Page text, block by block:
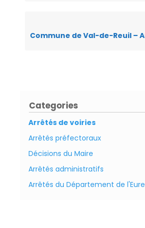
y
Categories
Arrêtés de voiries
Arrêtés préfectoraux
Décisions du Maire
Arrêtés administratifs
Arrêtés du Département de l'Eure